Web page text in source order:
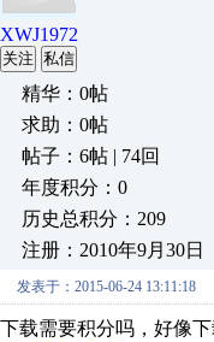
XWJ1972
关注 私信
精华：0帖
求助：0帖
帖子：6帖 | 74回
年度积分：0
历史总积分：209
注册：2010年9月30日
发表于：2015-06-24 13:11:18
下载需要积分吗，好